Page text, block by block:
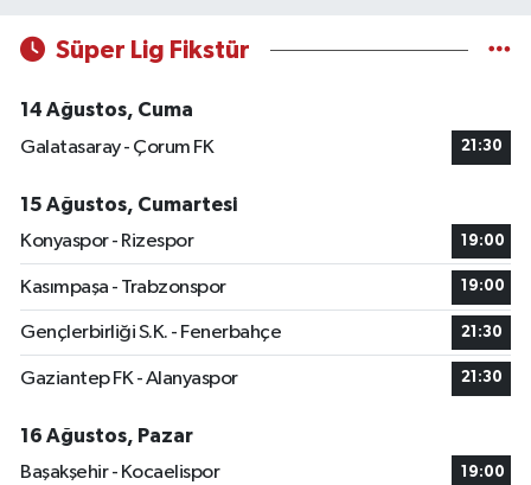
Süper Lig Fikstür
14 Ağustos, Cuma
Galatasaray - Çorum FK
21:30
15 Ağustos, Cumartesi
Konyaspor - Rizespor
19:00
Kasımpaşa - Trabzonspor 19:00
Gençlerbirliği S.K. - Fenerbahçe 21:30
Gaziantep FK - Alanyaspor 21:30
16 Ağustos, Pazar
Başakşehir - Kocaelispor
19:00